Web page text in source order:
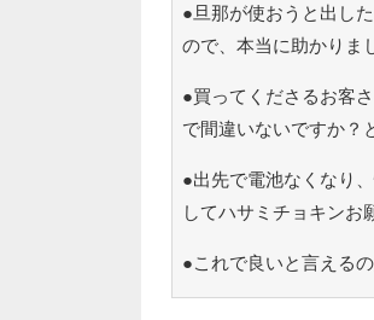
●旦那が使おうと出し
ので、本当に助かりま
●買ってくださるお客
で間違いないですか？
●出先で電池なくなり
してハサミチョキンお
●これで良いと言える